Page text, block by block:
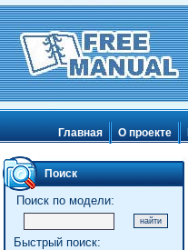
Главная О проекте
Поиск
Поиск по модели:
Быстрый поиск: